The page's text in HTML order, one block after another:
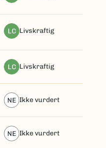
LC livskraftig
LC livskraftig
NE ikke vurdert
NE ikke vurdert